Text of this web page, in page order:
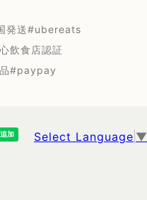
発送#ubereats
飲食店認証
#paypay
Select Language ▼